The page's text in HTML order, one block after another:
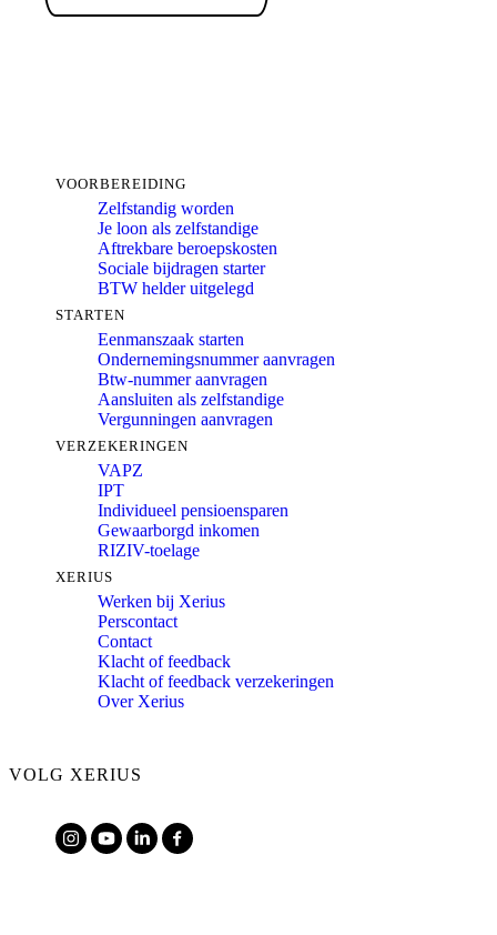
VOORBEREIDING
Zelfstandig worden
Je loon als zelfstandige
Aftrekbare beroepskosten
Sociale bijdragen starter
BTW helder uitgelegd
STARTEN
Eenmanszaak starten
Ondernemingsnummer aanvragen
Btw-nummer aanvragen
Aansluiten als zelfstandige
Vergunningen aanvragen
VERZEKERINGEN
VAPZ
IPT
Individueel pensioensparen
Gewaarborgd inkomen
RIZIV-toelage
XERIUS
Werken bij Xerius
Perscontact
Contact
Klacht of feedback
Klacht of feedback verzekeringen
Over Xerius
VOLG XERIUS